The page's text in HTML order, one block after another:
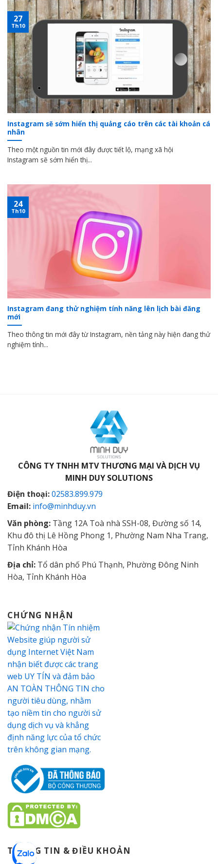
Instagram sẽ sớm hiển thị quảng cáo trên các tài khoản cá
nhân
Theo một nguồn tin mới đây được tiết lộ, mạng xã hội
Instagram sẽ sớm hiển thị...
27
Th10
Instagram đang thử nghiệm tính năng lên lịch bài đăng
mới
Theo thông tin mới đây từ Instagram, nền tảng này hiện đang thử
nghiệm tính...
24
Th10
CÔNG TY TNHH MTV THƯƠNG MẠI VÀ DỊCH VỤ
MINH DUY SOLUTIONS
Điện thoại:02583.899.979
Email: info@minhduy.vn
Văn phòng: Tầng 12A Toà nhà SSH-08, Đường số 14,
Khu đô thị Lê Hồng Phong 1, Phường Nam Nha Trang,
Tỉnh Khánh Hòa
Địa chỉ: Tổ dân phố Phú Thạnh, Phường Đông Ninh
Hòa, Tỉnh Khánh Hòa
CHỨNG NHẬN
THÔNG TIN & ĐIỀU KHOẢN